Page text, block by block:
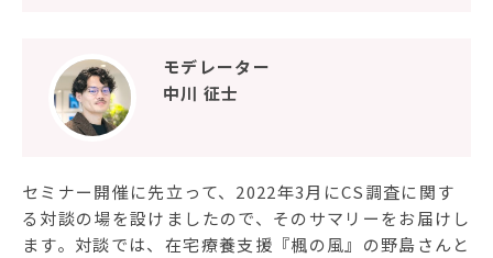
モデレーター
中川 征士
セミナー開催に先立って、2022年3月にCS調査に関す
る対談の場を設けましたので、そのサマリーをお届けし
ます。対談では、在宅療養支援『楓の風』の野島さんと